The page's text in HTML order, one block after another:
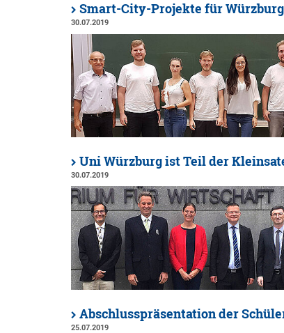
Smart-City-Projekte für Würzburg
30.07.2019
Uni Würzburg ist Teil der
30.07.2019
Abschlusspräsentation der
25.07.2019